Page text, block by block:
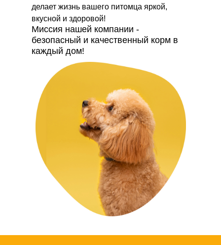
делает жизнь вашего питомца яркой,
вкусной и здоровой!
Миссия нашей компании -
безопасный и качественный корм в
каждый дом!